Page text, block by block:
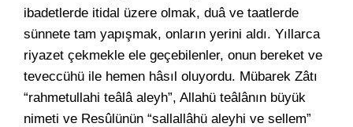
ibadetlerde itidal üzere olmak, duâ ve taatlerde
sünnete tam yapışmak, onların yerini aldı. Yıllarca
riyazet çekmekle ele geçebilenler, onun bereket ve
teveccühü ile hemen hâsıl oluyordu. Mübarek Zâtı
“rahmetullahi teâlâ aleyh”, Allahü teâlânın büyük
nimeti ve Resûlünün “sallallâhü aleyhi ve sellem”